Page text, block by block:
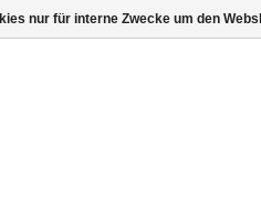
nur für interne Zwecke um den